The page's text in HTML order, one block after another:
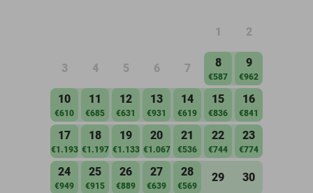
1 2
3 4 5 6 7 8
€587
9
€962
10
€610
11
€685
12
€631
13
€931
14
€619
15
€836
16
€841
17
€1.193
18
€1.197
19
€1.133
20
€1.067
21
€536
22
€744
23
€774
24
€949
25
€915
26
€889
27
€639
28
€569
29 30